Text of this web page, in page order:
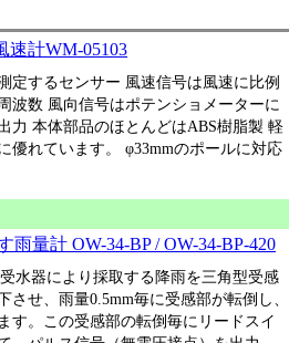
速計WM-05103
定するセンサー 風速信号は風速に比例
波数 風向信号はポテンショメーターに
力 本体部品のほとんどはABS樹脂製 軽
優れています。 φ33mmのポールに対応
雨量計 OW-34-BP / OW-34-BP-420
水器により採取する降雨を三角型受感
させ、雨量0.5mm毎に受感部が転倒し、
す。この受感部の転倒毎にリードスイ